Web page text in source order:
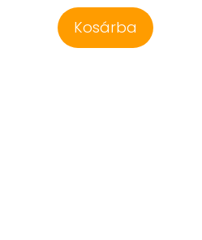
Kosárba